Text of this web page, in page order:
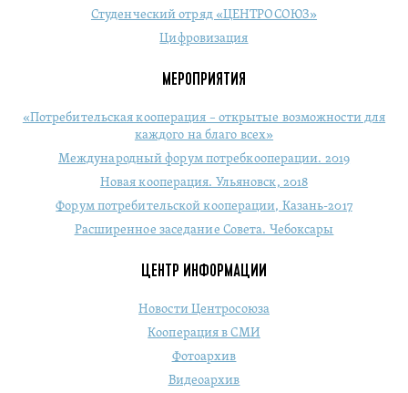
Студенческий отряд «ЦЕНТРОСОЮЗ»
Цифровизация
МЕРОПРИЯТИЯ
«Потребительская кооперация – открытые возможности для
каждого на благо всех»
Международный форум потребкооперации. 2019
Новая кооперация. Ульяновск, 2018
Форум потребительской кооперации, Казань-2017
Расширенное заседание Совета. Чебоксары
ЦЕНТР ИНФОРМАЦИИ
Новости Центросоюза
Кооперация в СМИ
Фотоархив
Видеоархив